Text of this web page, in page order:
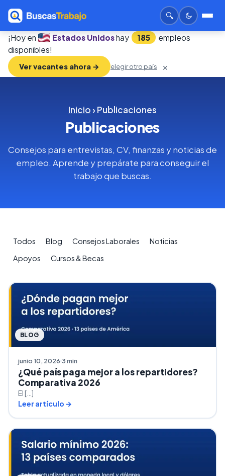
🔍
¡Hoy en Estados Unidoshay 185
empleos
disponibles!
Ver vacantes ahora → elegir otro país ✕
Inicio › Publicaciones
Publicaciones
Consejos para entrevistas, CV, finanzas y noticias de
empleo. Aprende y prepárate para conseguir el
trabajo que buscas.
Todos Blog Consejos Laborales
Noticias
Apoyos
Cursos & Becas
BLOG
junio 10, 2026 3 min
¿Qué país paga mejor a los repartidores?
Comparativa 2026
El […]
Leer artículo →